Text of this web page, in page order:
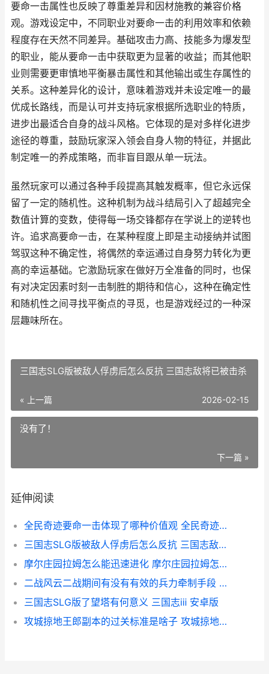
要命一击属性也反映了尊重差异和因材施教的兼容价格
观。游戏设定中，不同职业对要命一击的利用效率和依赖
程度存在天然不同差异。基础攻击力高、技能多为爆发型
的职业，能从要命一击中获取更为显著的收益；而其他职
业则需要更审慎地平衡暴击属性和其他输出或生存属性的
关系。这种差异化的设计，意味着游戏并未设定唯一的最
优成长路线，而是认可并支持玩家根据所选职业的特质，
进步出最适合自身的战斗风格。它体现的是对多样化进步
途径的尊重，鼓励玩家深入领会自身人物的特征，并据此
制定唯一的养成策略，而非盲目跟从单一玩法。
虽然玩家可以通过各种手段提高其触发概率，但它永远保
留了一定的随机性。这种机制为战斗结局引入了超越完全
数值计算的变数，使得每一场交锋都存在学说上的逆转也
许。追求高要命一击，在某种程度上即是主动接纳并试图
驾驭这种不确定性，将偶然的幸运通过自身努力转化为更
高的幸运基础。它激励玩家在做好万全准备的同时，也保
有对决定因素时刻一击制胜的期待和信心，这种在确定性
和随机性之间寻找平衡点的寻觅，也是游戏经过的一种深
层趣味所在。
三国志SLG版被敌人俘虏后怎么反抗 三国志敌将已被击杀
« 上一篇 2026-02-15
没有了！
下一篇 »
延伸阅读
全民奇迹要命一击体现了哪种价值观 全民奇迹全民奇迹攻略大全
三国志SLG版被敌人俘虏后怎么反抗 三国志敌将已被击杀
摩尔庄园拉姆怎么能迅速进化 摩尔庄园拉姆怎么说要问脚印在哪里
二战风云二战期间有没有有效的兵力牵制手段 二战风云2视频解说
三国志SLG版了望塔有何意义 三国志ⅲ 安卓版
攻城掠地王郎副本的过关标准是啥子 攻城掠地升级二王